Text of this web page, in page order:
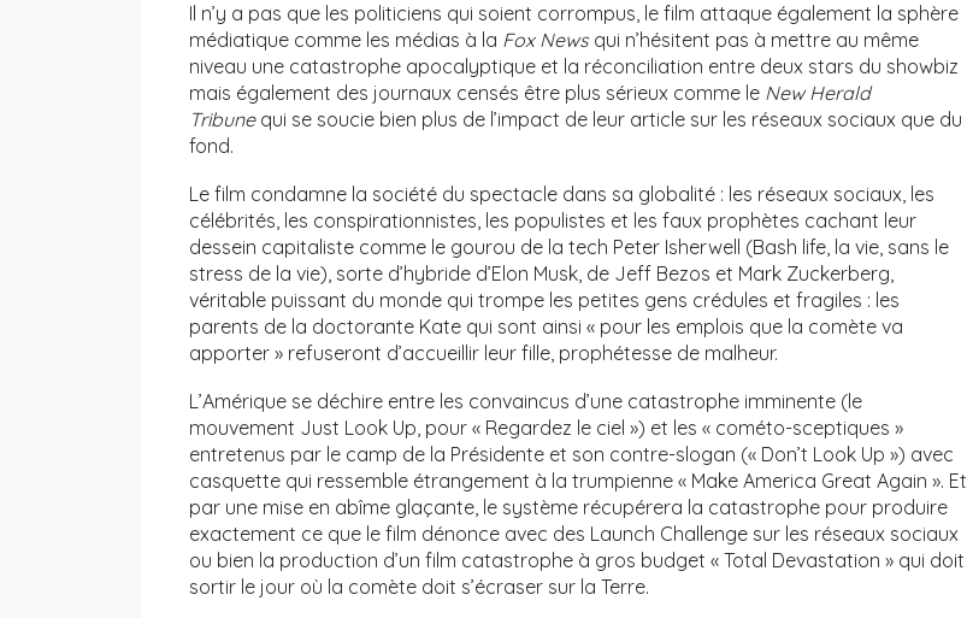
Il n’y a pas que les politiciens qui soient corrompus, le film attaque également la sphère
médiatique comme les médias à la Fox News qui n’hésitent pas à mettre au même
niveau une catastrophe apocalyptique et la réconciliation entre deux stars du showbiz
mais également des journaux censés être plus sérieux comme le New Herald
Tribunequi se soucie bien plus de l’impact de leur article sur les réseaux sociaux que du
fond.
Le film condamne la société du spectacle dans sa globalité : les réseaux sociaux, les
célébrités, les conspirationnistes, les populistes et les faux prophètes cachant leur
dessein capitaliste comme le gourou de la tech Peter Isherwell (Bash life, la vie, sans le
stress de la vie), sorte d’hybride d’Elon Musk, de Jeff Bezos et Mark Zuckerberg,
véritable puissant du monde qui trompe les petites gens crédules et fragiles : les
parents de la doctorante Kate qui sont ainsi « pour les emplois que la comète va
apporter » refuseront d’accueillir leur fille, prophétesse de malheur.
L’Amérique se déchire entre les convaincus d’une catastrophe imminente (le
mouvement Just Look Up, pour « Regardez le ciel ») et les « cométo-sceptiques »
entretenus par le camp de la Présidente et son contre-slogan (« Don’t Look Up ») avec
casquette qui ressemble étrangement à la trumpienne « Make America Great Again ». Et
par une mise en abîme glaçante, le système récupérera la catastrophe pour produire
exactement ce que le film dénonce avec des Launch Challenge sur les réseaux sociaux
ou bien la production d’un film catastrophe à gros budget « Total Devastation » qui doit
sortir le jour où la comète doit s’écraser sur la Terre.